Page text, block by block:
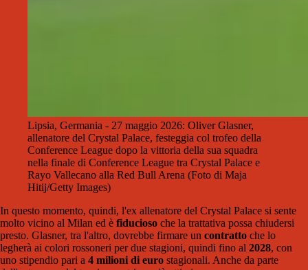
Lipsia, Germania - 27 maggio 2026: Oliver Glasner,
allenatore del Crystal Palace, festeggia col trofeo della
Conference League dopo la vittoria della sua squadra
nella finale di Conference League tra Crystal Palace e
Rayo Vallecano alla Red Bull Arena (Foto di Maja
Hitij/Getty Images)
In questo momento, quindi, l'ex allenatore del Crystal Palace si sente
molto vicino al Milan ed è fiducioso che la trattativa possa chiudersi
presto. Glasner, tra l'altro, dovrebbe firmare un contratto che lo
legherà ai colori rossoneri per due stagioni, quindi fino al 2028, con
uno stipendio pari a 4 milioni di euro stagionali. Anche da parte